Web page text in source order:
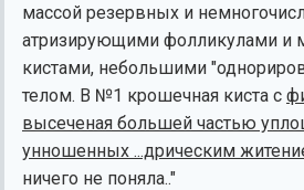
массой резервных и
атризирующими фолликулами и
кистами, небольшими
телом. В №1 крошечная киста с
высеченая большей частью
унношенных ...дрическим
ничего не поняла.."